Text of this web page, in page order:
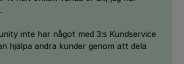
inte har något med 3:s Kundservice
hjälpa andra kunder genom att dela